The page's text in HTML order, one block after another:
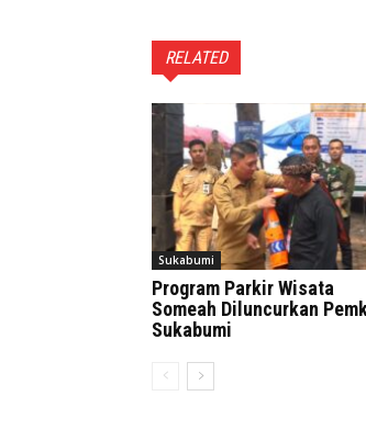
RELATED
Sukabumi
Program Parkir Wisata
Someah Diluncurkan
Sukabumi